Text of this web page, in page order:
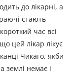
до лікарні, а
стають
час всі
цей лікар лікує
Чикаго, якби
землі немає і